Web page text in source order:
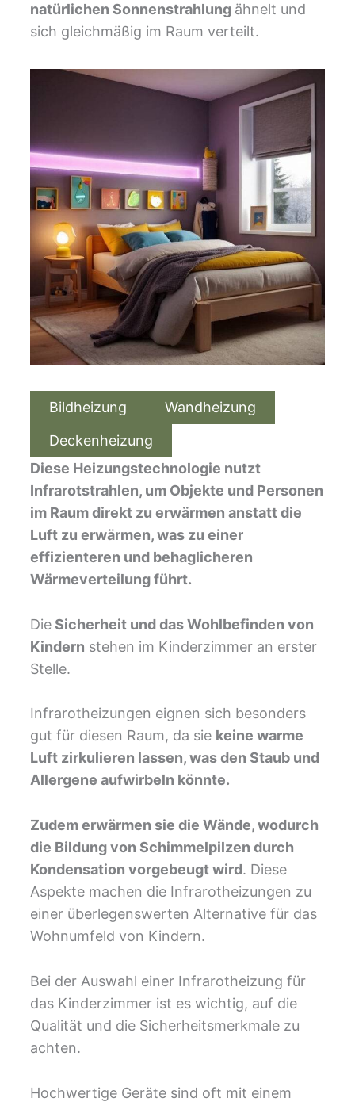
natürlichen Sonnenstrahlung ähnelt und
sich gleichmäßig im Raum verteilt.
Bildheizung
Wandheizung
Deckenheizung
Diese Heizungstechnologie nutzt
Infrarotstrahlen, um Objekte und Personen
im Raum direkt zu erwärmen anstatt die
Luft zu erwärmen, was zu einer
effizienteren und behaglicheren
Wärmeverteilung führt.
DieSicherheit und das Wohlbefinden von
Kindern stehen im Kinderzimmer an erster
Stelle.
Infrarotheizungen eignen sich besonders
gut für diesen Raum, da sie keine warme
Luft zirkulieren lassen, was den Staub und
Allergene aufwirbeln könnte.
Zudem erwärmen sie die Wände, wodurch
die Bildung von Schimmelpilzen durch
Kondensation vorgebeugt wird. Diese
Aspekte machen die Infrarotheizungen zu
einer überlegenswerten Alternative für das
Wohnumfeld von Kindern.
Bei der Auswahl einer Infrarotheizung für
das Kinderzimmer ist es wichtig, auf die
Qualität und die Sicherheitsmerkmale zu
achten.
Hochwertige Geräte sind oft mit einem